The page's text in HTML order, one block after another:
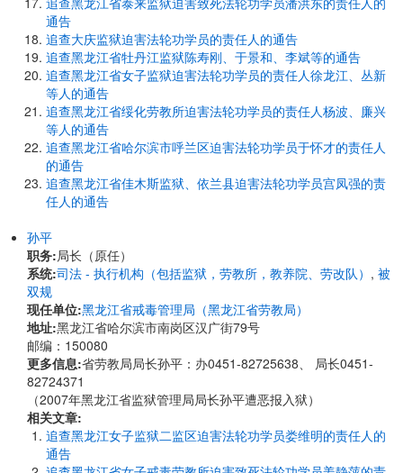
通告
追查大庆监狱迫害法轮功学员的责任人的通告
追查黑龙江省牡丹江监狱陈寿刚、于景和、李斌等的通告
追查黑龙江省女子监狱迫害法轮功学员的责任人徐龙江、丛新
等人的通告
追查黑龙江省绥化劳教所迫害法轮功学员的责任人杨波、廉兴
等人的通告
追查黑龙江省哈尔滨市呼兰区迫害法轮功学员于怀才的责任人
的通告
追查黑龙江省佳木斯监狱、依兰县迫害法轮功学员宫凤强的责
任人的通告
孙平
职务:局长（原任）
系统:司法 - 执行机构（包括监狱，劳教所，教养院、劳改队） , 被
双规
现任单位:黑龙江省戒毒管理局（黑龙江省劳教局）
地址:黑龙江省哈尔滨市南岗区汉广街79号
邮编：150080
更多信息:省劳教局局长孙平：办0451-82725638、 局长0451-
82724371
（2007年黑龙江省监狱管理局局长孙平遭恶报入狱）
相关文章:
追查黑龙江女子监狱二监区迫害法轮功学员娄维明的责任人的
通告